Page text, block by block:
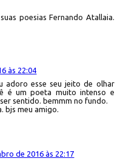
poesias Fernando Atallaia.
às 22:04
adoro esse seu jeito de olhar
é um poeta muito intenso e
sentido. bemmm no fundo.
bjs meu amigo.
de 2016 às 22:17